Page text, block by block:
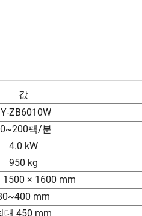
값
ZB6010W
팩/분
4.0 kW
950 kg
1500 × 1600 mm
mm
대 450 mm